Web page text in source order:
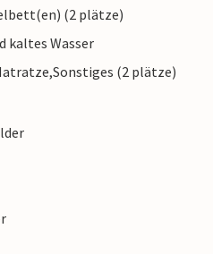
(2 plätze)
kaltes Wasser
(2 plätze)